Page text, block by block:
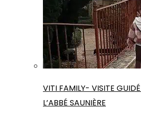
VITI FAMILY- VISITE
L’ABBÉ SAUNIÈRE